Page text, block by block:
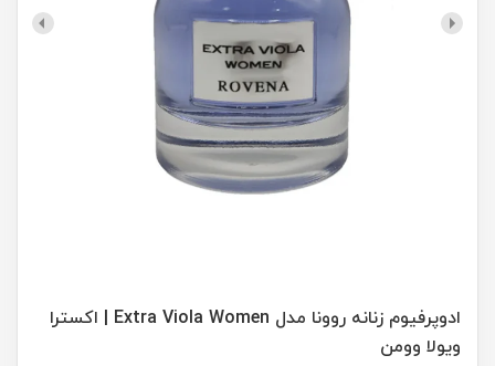
ادوپرفیوم زنانه روونا مدل Extra Viola Women | اکسترا
ویولا وومن